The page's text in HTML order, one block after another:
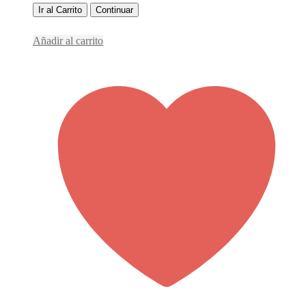
Ir al Carrito Continuar
Añadir al carrito